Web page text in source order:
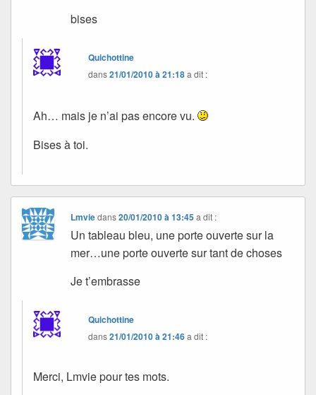
bises
Quichottine
dans21/01/2010 à 21:18a dit :
Ah… mais je n’ai pas encore vu.
Bises à toi.
Lmviedans20/01/2010 à 13:45 a dit :
Un tableau bleu, une porte ouverte sur la
mer…une porte ouverte sur tant de choses
Je t’embrasse
Quichottine
dans21/01/2010 à 21:46a dit :
Merci, Lmvie pour tes mots.